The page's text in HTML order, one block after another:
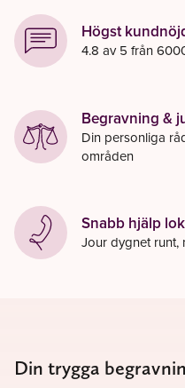
Högst
4.8 av 5 från
Begravning &
Din personliga
områden
Snabb hjälp
Jour dygnet runt,
Din trygga